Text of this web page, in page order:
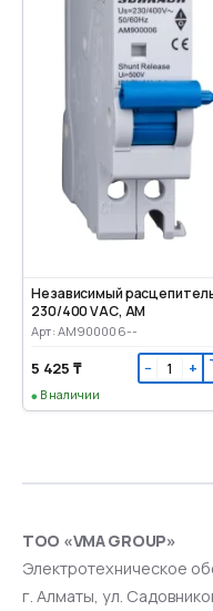
Независимый
230/400 VАС, AM
Арт: AM900006--
5 425 ₸ − +
В наличии
ТОО «VMA GROUP»
Электротехническое
г. Алматы, ул.